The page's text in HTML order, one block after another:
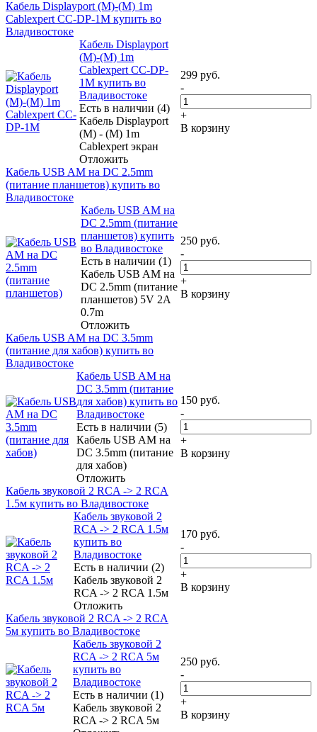
Кабель Displayport (M)-(M) 1m
Cablexpert CC-DP-1M купить во
Владивостоке
Кабель Displayport
(M)-(M) 1m
Cablexpert CC-DP-
1M купить во
Владивостоке
Есть в наличии (4)
Кабель Displayport
(M) - (M) 1m
Cablexpert экран
Отложить
299 руб.
-
+
В корзину
Кабель USB AM на DC 2.5mm
(питание планшетов) купить во
Владивостоке
Кабель USB AM на
DC 2.5mm (питание
планшетов) купить
во Владивостоке
Есть в наличии (1)
Кабель USB AM на
DC 2.5mm (питание
планшетов) 5V 2A
0.7m
Отложить
250 руб.
-
+
В корзину
Кабель USB AM на DC 3.5mm
(питание для хабов) купить во
Владивостоке
Кабель USB AM на
DC 3.5mm (питание
для хабов) купить во
Владивостоке
Есть в наличии (5)
Кабель USB AM на
DC 3.5mm (питание
для хабов)
Отложить
150 руб.
-
+
В корзину
Кабель звуковой 2 RCA -> 2 RCA
1.5м купить во Владивостоке
Кабель звуковой 2
RCA -> 2 RCA 1.5м
купить во
Владивостоке
Есть в наличии (2)
Кабель звуковой 2
RCA -> 2 RCA 1.5м
Отложить
170 руб.
-
+
В корзину
Кабель звуковой 2 RCA -> 2 RCA
5м купить во Владивостоке
Кабель звуковой 2
RCA -> 2 RCA 5м
купить во
Владивостоке
Есть в наличии (1)
Кабель звуковой 2
RCA -> 2 RCA 5м
250 руб.
-
+
В корзину